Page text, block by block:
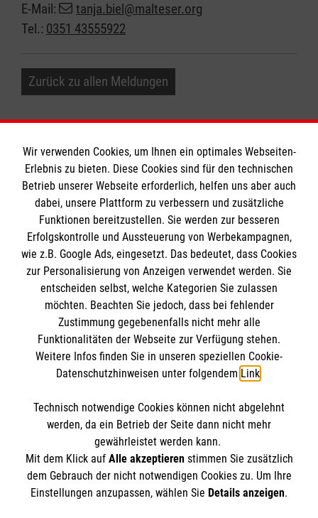
E-Mail:
tanja.biel@malteser.org
Tel.: 0351 43555922
Zurück zu allen Meldungen
Informationen
Impressum
Datenschutz
Barrierefreiheit
Kontakt
Die Malteser
Malteser in Deutschland
Malteserorden
Sharepoint
Spendenkonto
Bank: Pax-Bank
IBAN: DE26 3706 0120 1201 2260 11
BIC: GENODED1PA7
So finden Sie uns
Meusdorfer Straße 10
04277 Leipzig
Der Malteser Hilfsdienst e.V. ist als eingetragene
Wir verwenden Cookies, um Ihnen ein optimales Webseiten-
Erlebnis zu bieten. Diese Cookies sind für den technischen
Betrieb unserer Webseite erforderlich, helfen uns aber auch
dabei, unsere Plattform zu verbessern und zusätzliche
Funktionen bereitzustellen. Sie werden zur besseren
Erfolgskontrolle und Aussteuerung von Werbekampagnen,
wie z.B. Google Ads, eingesetzt. Das bedeutet, dass Cookies
zur Personalisierung von Anzeigen verwendet werden. Sie
entscheiden selbst, welche Kategorien Sie zulassen
möchten. Beachten Sie jedoch, dass bei fehlender
Zustimmung gegebenenfalls nicht mehr alle
Funktionalitäten der Webseite zur Verfügung stehen.
Weitere Infos finden Sie in unseren speziellen Cookie-
Datenschutzhinweisen unter folgendem Link.
Technisch notwendige Cookies können nicht abgelehnt
werden, da ein Betrieb der Seite dann nicht mehr
gewährleistet werden kann.
Mit dem Klick auf Alle akzeptierenstimmen Sie zusätzlich
dem Gebrauch der nicht notwendigen Cookies zu. Um Ihre
Einstellungen anzupassen, wählen Sie Details anzeigen.